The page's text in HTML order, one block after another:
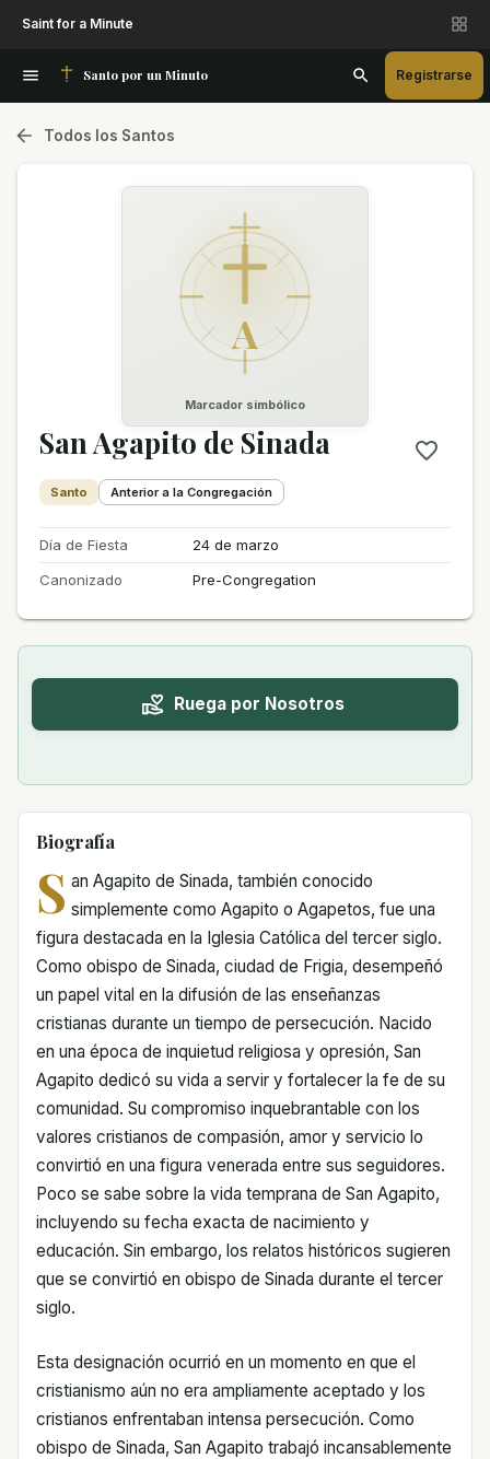
Saint for a Minute
Santo por un Minuto Registrarse
Todos los Santos
A
Marcador simbólico
San Agapito de Sinada
Santo Anterior a la Congregación
Día de Fiesta
24 de marzo
Canonizado
Pre-Congregation
Ruega por Nosotros
Biografía
S an Agapito de Sinada, también conocido
simplemente como Agapito o Agapetos, fue una
figura destacada en la Iglesia Católica del tercer siglo.
Como obispo de Sinada, ciudad de Frigia, desempeñó
un papel vital en la difusión de las enseñanzas
cristianas durante un tiempo de persecución. Nacido
en una época de inquietud religiosa y opresión, San
Agapito dedicó su vida a servir y fortalecer la fe de su
comunidad. Su compromiso inquebrantable con los
valores cristianos de compasión, amor y servicio lo
convirtió en una figura venerada entre sus seguidores.
Poco se sabe sobre la vida temprana de San Agapito,
incluyendo su fecha exacta de nacimiento y
educación. Sin embargo, los relatos históricos sugieren
que se convirtió en obispo de Sinada durante el tercer
siglo.
Esta designación ocurrió en un momento en que el
cristianismo aún no era ampliamente aceptado y los
cristianos enfrentaban intensa persecución. Como
obispo de Sinada, San Agapito trabajó incansablemente